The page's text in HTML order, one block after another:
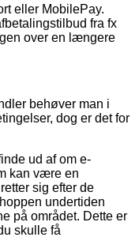
eller MobilePay.
fra fx
over en længere
behøver man i
dog er det for
ud af om e-
kan være en
sig efter de
undertiden
på området. Dette er
skulle få